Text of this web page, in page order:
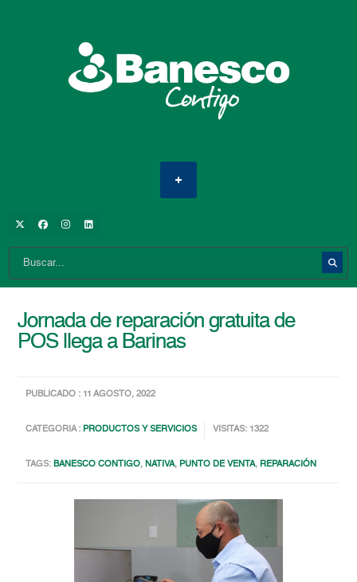
Jornada de reparación gratuita de
POS llega a Barinas
PUBLICADO : 11 AGOSTO, 2022
CATEGORIA : PRODUCTOS Y SERVICIOS VISITAS: 1322
TAGS:BANESCO CONTIGO,NATIVA, PUNTO DE VENTA, REPARACIÓN